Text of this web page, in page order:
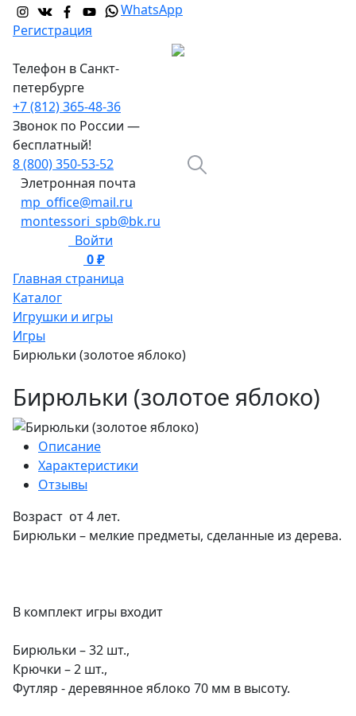
WhatsApp
Регистрация
Телефон в Санкт-
петербурге
+7 (812) 365-48-36
Звонок по России —
бесплатный!
8 (800) 350-53-52
Элетронная почта
mp_office@mail.ru
montessori_spb@bk.ru
Войти
0 ₽
Главная страница
Каталог
Игрушки и игры
Игры
Бирюльки (золотое яблоко)
Бирюльки ­(золотое яблоко)
Описание
Характеристики
Отзывы
Возраст от 4 лет.
Бирюльки – мелкие предметы, сделанные из дерева.
В комплект игры входит
Бирюльки – 32 шт.,
Крючки – 2 шт.,
Футляр - деревянное яблоко 70 мм в высоту.